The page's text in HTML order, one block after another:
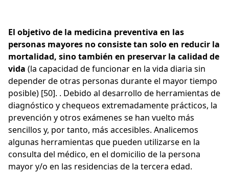
El objetivo de la medicina preventiva en las
personas mayores no consiste tan solo en reducir la
mortalidad, sino también en preservar la calidad de
vida (la capacidad de funcionar en la vida diaria sin
depender de otras personas durante el mayor tiempo
posible) [50]. . Debido al desarrollo de herramientas de
diagnóstico y chequeos extremadamente prácticos, la
prevención y otros exámenes se han vuelto más
sencillos y, por tanto, más accesibles. Analicemos
algunas herramientas que pueden utilizarse en la
consulta del médico, en el domicilio de la persona
mayor y/o en las residencias de la tercera edad.